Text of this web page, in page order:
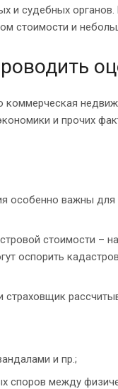
и судебных
стоимости и
и прочих
особенно важны
стоимости –
оспорить
и пр.;
споров между